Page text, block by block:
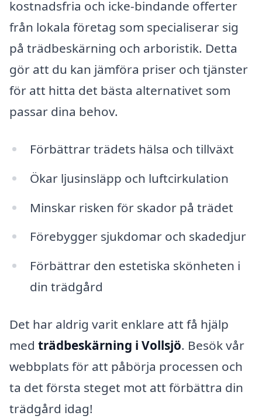
kostnadsfria och icke-bindande offerter
från lokala företag som specialiserar sig
på trädbeskärning och arboristik. Detta
gör att du kan jämföra priser och tjänster
för att hitta det bästa alternativet som
passar dina behov.
Förbättrar trädets hälsa och tillväxt
Ökar ljusinsläpp och luftcirkulation
Minskar risken för skador på trädet
Förebygger sjukdomar och skadedjur
Förbättrar den estetiska skönheten i
din trädgård
Det har aldrig varit enklare att få hjälp
med trädbeskärning i Vollsjö. Besök vår
webbplats för att påbörja processen och
ta det första steget mot att förbättra din
trädgård idag!